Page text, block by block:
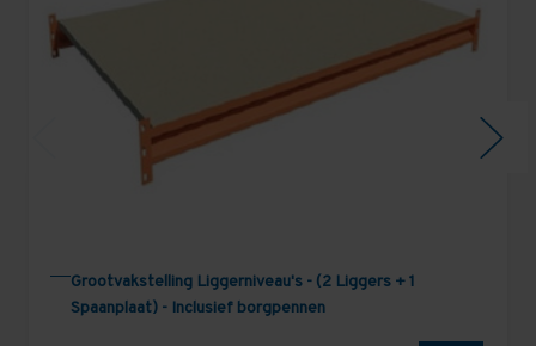
Grootvakstelling Liggerniveau's - (2 Liggers + 1
Spaanplaat) - Inclusief borgpennen